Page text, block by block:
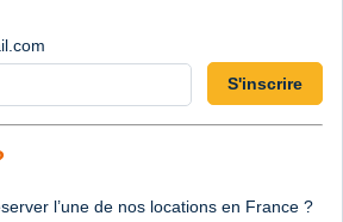
S'inscrire
l’une de nos locations en France ?